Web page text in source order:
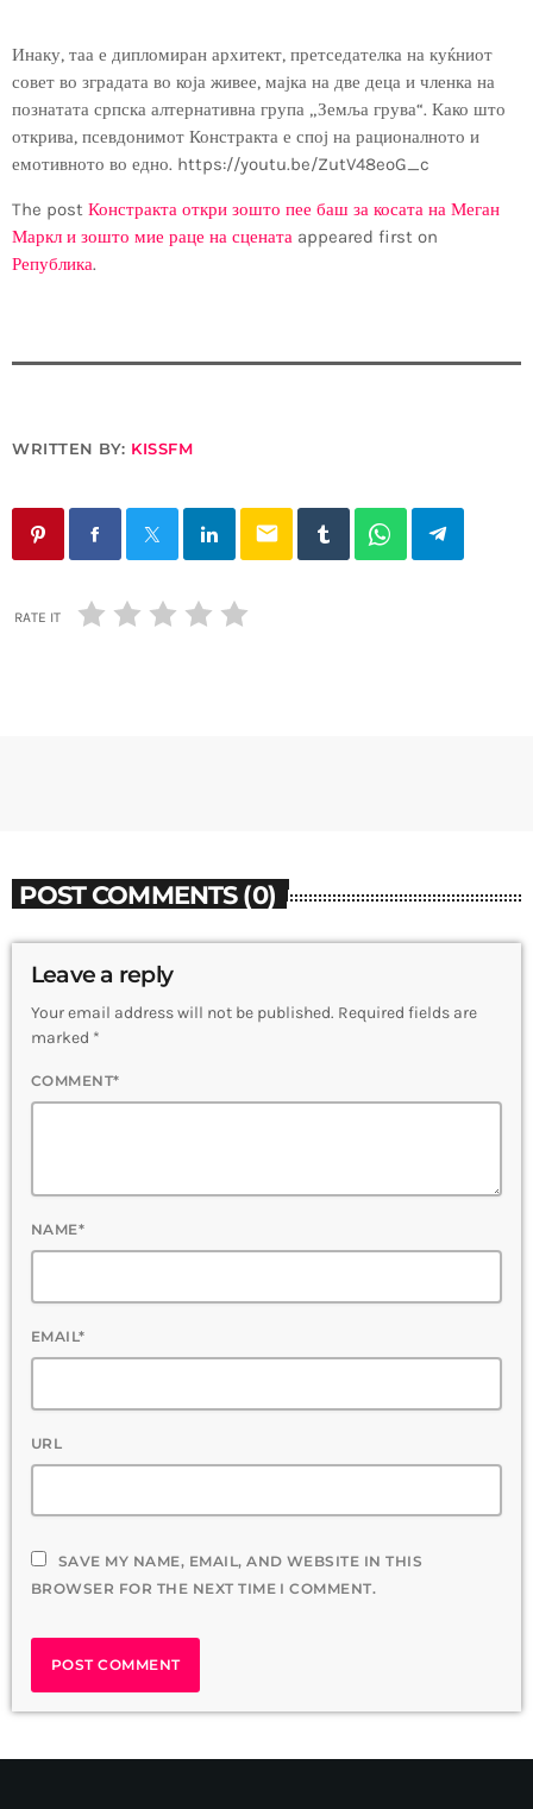
Инаку, таа е дипломиран архитект, претседателка на куќниот
совет во зградата во која живее, мајка на две деца и членка на
познатата српска алтернативна група „Земља грува“. Како што
открива, псевдонимот Констракта е спој на рационалното и
емотивното во едно. https://youtu.be/ZutV48eoG_c
The post Констракта откри зошто пее баш за косата на Меган
Маркл и зошто мие раце на сцената appeared first on
Република.
WRITTEN BY: KISSFM
email
RATE IT
POST COMMENTS (0)
Leave a reply
Your email address will not be published. Required fields are
marked *
COMMENT*
NAME*
EMAIL*
URL
SAVE MY NAME, EMAIL, AND WEBSITE IN THIS
BROWSER FOR THE NEXT TIME I COMMENT.